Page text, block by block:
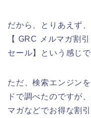
だから、とりあえず
【 GRC メルマガ割
セール】という感じ
ただ、検索エンジン
ドで調べたのですが
マガなどでお得な割